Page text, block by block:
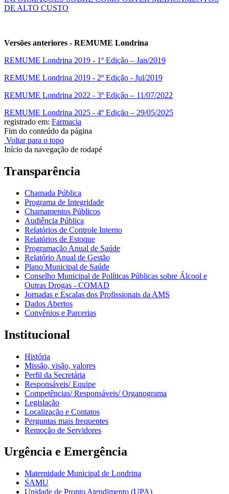
DE ALTO CUSTO
Versões anteriores - REMUME Londrina
REMUME Londrina 2019 - 1º Edição – Jan/2019
REMUME Londrina 2019 - 2º Edição - Jul/2019
REMUME Londrina 2022 - 3º Edição – 11/07/2022
REMUME Londrina 2025 - 4º Edição – 29/05/2025
registrado em: Farmacia
Fim do conteúdo da página
Voltar para o topo
Início da navegação de rodapé
Transparência
Chamada Pública
Programa de Integridade
Chamamentos Públicos
Audiência Pública
Relatórios de Controle Interno
Relatórios de Estoque
Programação Anual de Saúde
Relatório Anual de Gestão
Plano Municipal de Saúde
Conselho Municipal de Políticas Públicas sobre Álcool e
Outras Drogas - COMAD
Jornadas e Escalas dos Profissionais da AMS
Dados Abertos
Convênios e Parcerias
Institucional
História
Missão, visão, valores
Perfil da Secretária
Responsáveis/ Equipe
Competências/ Responsáveis/ Organograma
Legislação
Localização e Contatos
Perguntas mais frequentes
Remoção de Servidores
Urgência e Emergência
Maternidade Municipal de Londrina
SAMU
Unidade de Pronto Atendimento (UPA)